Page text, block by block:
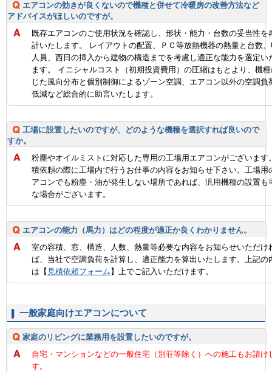
エアコンの効きが良くないので機種と併せて冷暖房の改善方法など
アドバイスがほしいのですが。
既存エアコンのご使用状況を確認し、形状・能力・台数の妥当性を
計いたします。 レイアウトの配置、ＰＣ等放熱機器の熱量と台数
人員、西日の挿入から建物の構造までを考慮し適正な能力を選定い
ます。 イニシャルコスト（初期投資費用）の圧縮はもとより、機
じた風向分布と個別制御によるゾーン空調、エアコン以外の空調負
低減など総合的に助言いたします。
工場に設置したいのですが、どのような機種を選択すれば良いので
すか。
粉塵やオイルミストに対応した専用の工場用エアコンがございます
積依頼の際に工場内で行うお仕事の内容をお知らせ下さい。工場用
アコンでも粉塵・油が発生しない場所であれば、汎用機種の設置も
な場合がございます。
エアコンの能力（馬力）はどの程度が適正か良くわかりません。
室の容積、窓、構造、人数、熱量等必要な内容をお知らせいただけ
ば、当社で空調負荷を計算し、適正能力を算出いたします。上記の
は【 見積依頼フォーム 】上でご記入いただけます。
一般家庭向けエアコンについて
家庭のリビングに業務用を設置したいのですが。
自宅・マンションなどの一般住宅（別荘等除く）への施工もお請け
す。